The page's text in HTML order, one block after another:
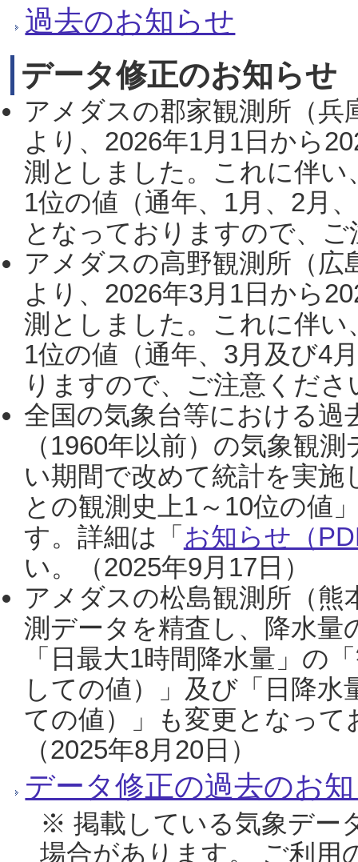
過去のお知らせ
データ修正のお知らせ
アメダスの郡家観測所（
より、2026年1月1日から
測としました。これに伴い
1位の値（通年、1月、2月
となっておりますので、
アメダスの高野観測所（
より、2026年3月1日から
測としました。これに伴い
1位の値（通年、3月及び4
りますので、ご注意くだ
全国の気象台等における過
（1960年以前）の気象観
い期間で改めて統計を実
との観測史上1～10位の値
す。詳細は「 お知らせ（
い。（2025年9月17日）
アメダスの松島観測所（熊
測データを精査し、降水
「日最大1時間降水量」の
しての値）」及び「日降
ての値）」も変更となっ
（2025年8月20日）
データ修正の過去のお
※ 掲載している気象デー
場合があります。 ご利用